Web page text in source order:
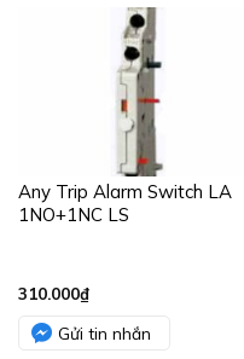
Any Trip Alarm Switch LA
1NO+1NC LS
310.000₫
Gửi tin nhắn